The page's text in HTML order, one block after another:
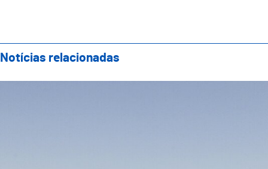
Notícias relacionadas